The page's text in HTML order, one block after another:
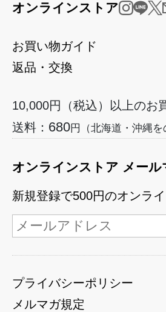
オンラインストア
お買い物ガイド
返品・交換
10,000円（税込）以上のお
送料： 680円（北海道・沖縄を
オンラインストア メール
新規登録で500円のオンラ
プライバシーポリシー
メルマガ規定